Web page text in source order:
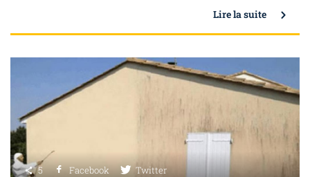
Lire la suite
5 Facebook Twitter